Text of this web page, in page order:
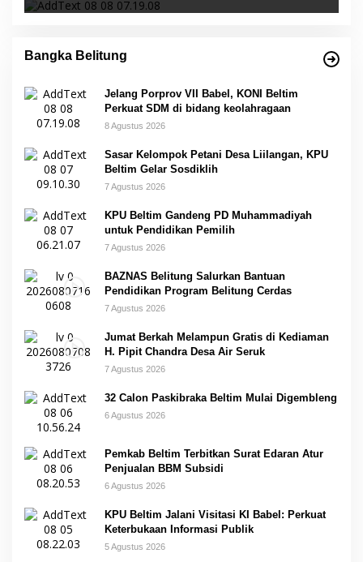
Bangka Belitung
Jelang Porprov VII Babel, KONI Beltim
Perkuat SDM di bidang keolahragaan
8 Agustus 2026
Sasar Kelompok Petani Desa Liilangan, KPU
Beltim Gelar Sosdiklih
7 Agustus 2026
KPU Beltim Gandeng PD Muhammadiyah
untuk Pendidikan Pemilih
7 Agustus 2026
BAZNAS Belitung Salurkan Bantuan
Pendidikan Program Belitung Cerdas
7 Agustus 2026
Jumat Berkah Melampun Gratis di Kediaman
H. Pipit Chandra Desa Air Seruk
7 Agustus 2026
32 Calon Paskibraka Beltim Mulai Digembleng
6 Agustus 2026
Pemkab Beltim Terbitkan Surat Edaran Atur
Penjualan BBM Subsidi
6 Agustus 2026
KPU Beltim Jalani Visitasi KI Babel: Perkuat
Keterbukaan Informasi Publik
5 Agustus 2026